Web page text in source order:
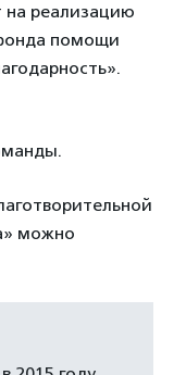
на реализацию
помощи
можно